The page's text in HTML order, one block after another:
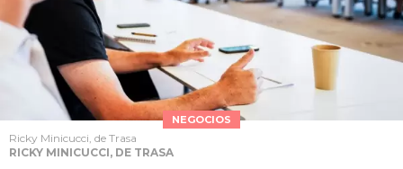
NEGOCIOS
Ricky Minicucci, de Trasa
RICKY MINICUCCI, DE TRASA